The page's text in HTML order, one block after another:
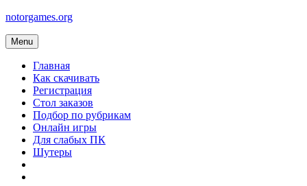
Skip
content
notorgames.org
Menu
Главная
Как скачивать
Регистрация
Стол заказов
Подбор по рубрикам
Онлайн игры
Для слабых ПК
Шутеры